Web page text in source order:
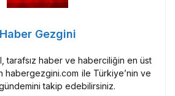
Haber Gezgini
tarafsız haber ve haberciliğin en üst
habergezgini.com ile Türkiye’nin ve
takip edebilirsiniz.